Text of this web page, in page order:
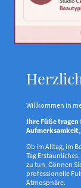
Willkommen in
Ihre Füße tragen
Ob im Alltag, im
Tag
zu tun. Gönnen
professionelle
Atmosphäre.